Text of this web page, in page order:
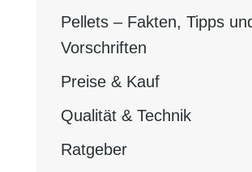
Pellets – Fakten, Tipps
Vorschriften
Preise & Kauf
Qualität & Technik
Ratgeber